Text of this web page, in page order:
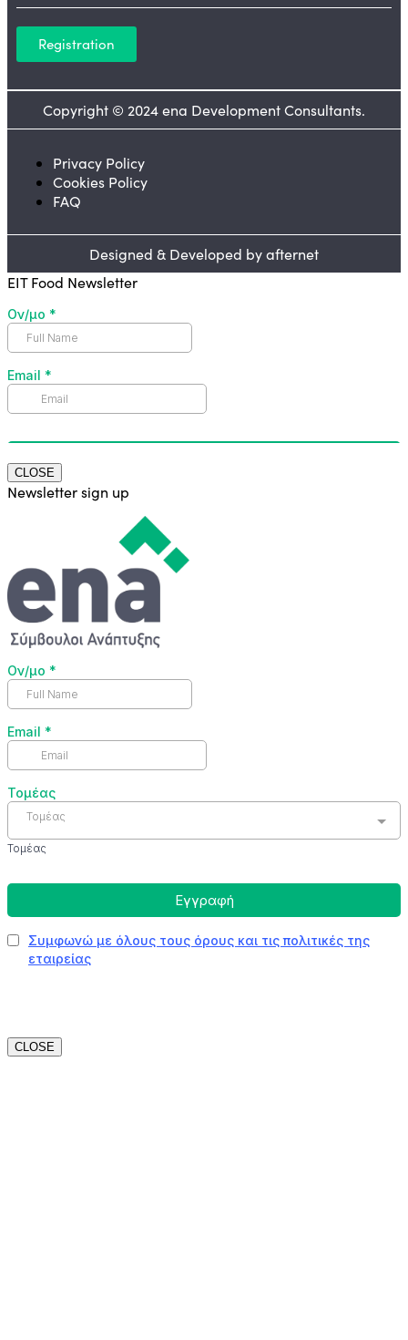
Registration
Copyright © 2024 ena Development Consultants.
Privacy Policy
Cookies Policy
FAQ
Designed & Developed by afternet
EIT Food Newsletter
CLOSE
Newsletter sign up
CLOSE